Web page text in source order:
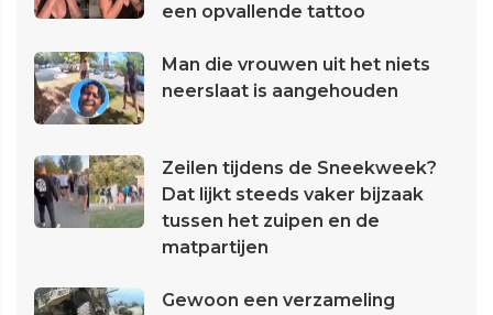
een opvallende tattoo
Man die vrouwen uit het niets
neerslaat is aangehouden
Zeilen tijdens de Sneekweek?
Dat lijkt steeds vaker bijzaak
tussen het zuipen en de
matpartijen
Gewoon een verzameling